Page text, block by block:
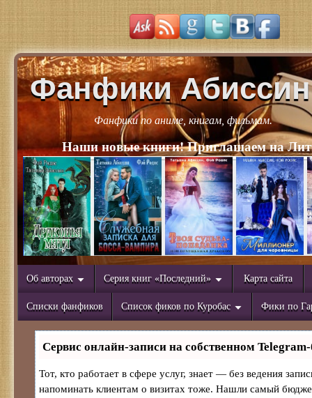
Фанфики Абиссин
Фанфики по аниме, книгам, фильмам.
Наши новые книги! Приглашаем на
Об авторах Серия книг «Последний» Карта сайта
Списки фанфиков Список фиков по Куробас Фики по
Сервис онлайн-записи на собственном Telegram-
Тот, кто работает в сфере услуг, знает — без ведения
напоминать клиентам о визитах тоже. Нашли самый